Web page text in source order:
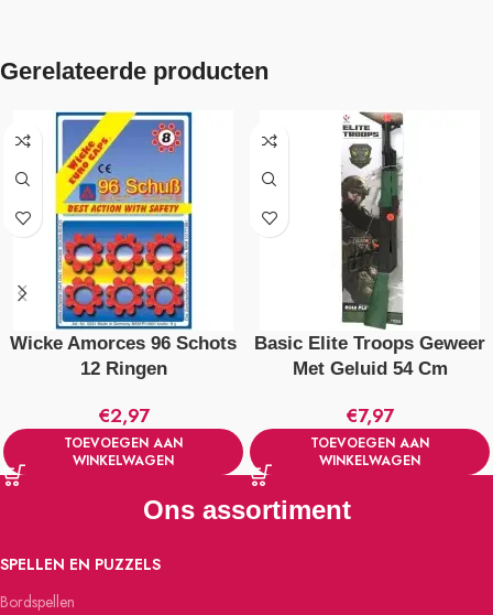
Gerelateerde producten
Wicke Amorces 96 Schots
12 Ringen
€2,97
TOEVOEGEN AAN
WINKELWAGEN
Basic Elite Troops Geweer
Met Geluid 54 Cm
€7,97
TOEVOEGEN AAN
WINKELWAGEN
Ons assortiment
SPELLEN EN PUZZELS
Bordspellen